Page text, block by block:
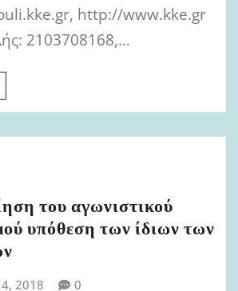
http://www.kke.gr
2103708168,…
του αγωνιστικού
υπόθεση των ίδιων των
2018 0